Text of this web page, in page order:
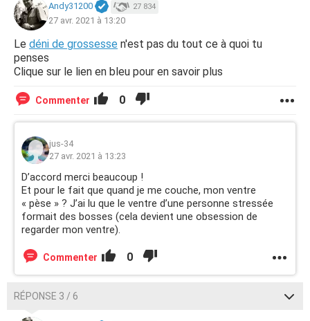
Andy31200 27 834
27 avr. 2021 à 13:20
Le déni de grossesse n'est pas du tout ce à quoi tu
penses
Clique sur le lien en bleu pour en savoir plus
Commenter 0
jus-34
27 avr. 2021 à 13:23
D’accord merci beaucoup !
Et pour le fait que quand je me couche, mon ventre
« pèse » ? J’ai lu que le ventre d’une personne stressée
formait des bosses (cela devient une obsession de
regarder mon ventre).
Commenter 0
RÉPONSE 3 / 6